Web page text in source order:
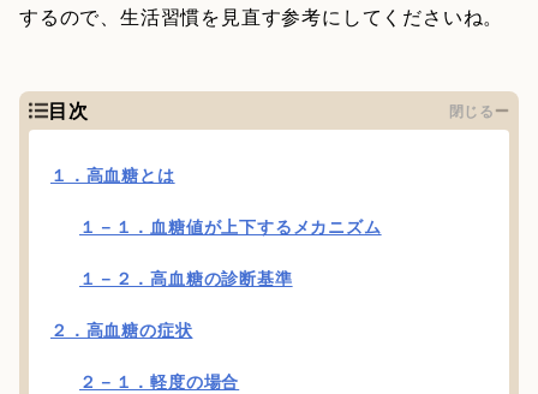
するので、生活習慣を見直す参考にしてくださいね。
目次 閉じる
１．高血糖とは
１－１．血糖値が上下するメカニズム
１－２．高血糖の診断基準
２．高血糖の症状
２－１．軽度の場合